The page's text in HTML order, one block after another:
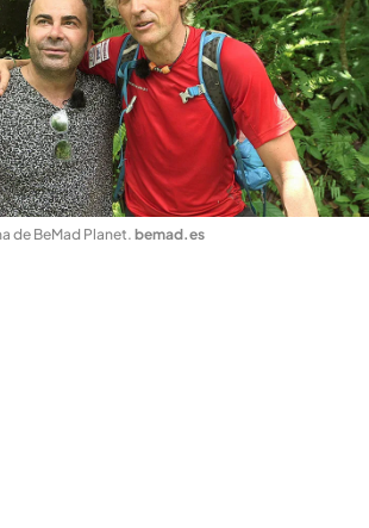
de BeMad Planet. bemad.es